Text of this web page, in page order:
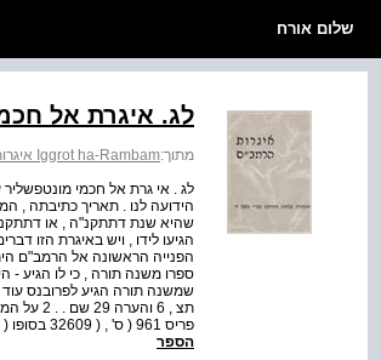
שלום אורח
לג. איגרת אל
מתוך:Iggrot ha-Rambam איגרות הרמב"ם
לג . אי גרת אל חכמי
הידועה לנו . תאריך כתיבתה ,
שהיא שנת דתתקנ"ה , או
הגיעו לידו , ויש באיגרת הזו
הפנייה הראשונה אל הרמב"ם
ספרו משנה תורה , כי לו הגיע -
פריס 961 ( ס' , ( 32609 בסופו ( דף 58 ב , ( מצויה רשימה כרונולוגית קצרה שנכתבה בפרובנס , חתוכה בראשה , שת...
הספר